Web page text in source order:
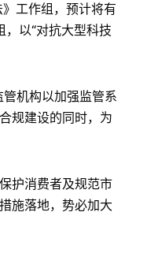
工作组，预计将有
以“对抗大型科技
机构以加强监管系
规建设的同时，为
护消费者及规范市
施落地，势必加大